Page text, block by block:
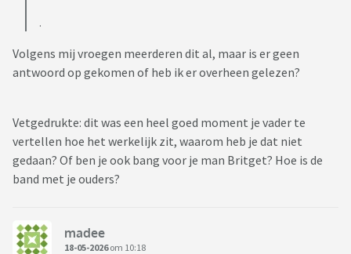
.
Volgens mij vroegen meerderen dit al, maar is er geen
antwoord op gekomen of heb ik er overheen gelezen?
Vetgedrukte: dit was een heel goed moment je vader te
vertellen hoe het werkelijk zit, waarom heb je dat niet
gedaan? Of ben je ook bang voor je man Britget? Hoe is de
band met je ouders?
madee
18-05-2026om 10:18